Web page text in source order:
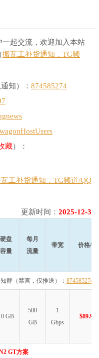
起交流，欢迎加入本站
搬瓦工补货通知，TG频
知）： 874585274
藏）：
工补货通知，TG频道/QQ
更新时间： 2025-12-3
硬盘
容量
每月
流量
带宽 价格/年
群（禁言，仅推送）： 874585274
GB
500
GB
1
Gbps
$89.99
GT方案